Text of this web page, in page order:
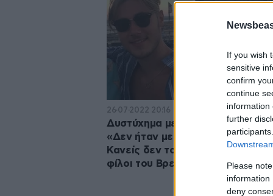
If you wish
sensitive
confirm
continue
information
further
Please
information
deny
26·07·2022 20:16
Δυστύχημα με ελικόπτερο στα
«Δεν ήταν με το κινητό στο χέρι –
Κανείς δεν τον σταμάτησε», λένε
φίλοι του Βρετανού